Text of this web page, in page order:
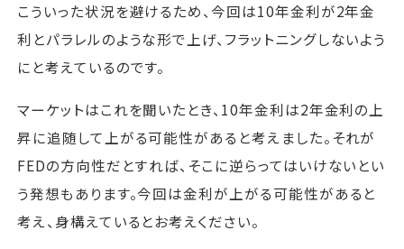
こういった状況を避けるため、今回は10年金利が2年金
利とパラレルのような形で上げ、フラットニングしないよう
にと考えているのです。
マーケットはこれを聞いたとき、10年金利は2年金利の上
昇に追随して上がる可能性があると考えました。それが
FEDの方向性だとすれば、そこに逆らってはいけないとい
う発想もあります。今回は金利が上がる可能性があると
考え、身構えているとお考えください。